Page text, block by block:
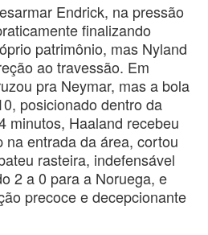
Endrick, na pressão
finalizando
patrimônio, mas Nyland
ao travessão. Em
pra Neymar, mas a bola
posicionado dentro da
minutos, Haaland recebeu
na entrada da área, cortou
rasteira, indefensável
2 a 0 para a Noruega, e
precoce e decepcionante